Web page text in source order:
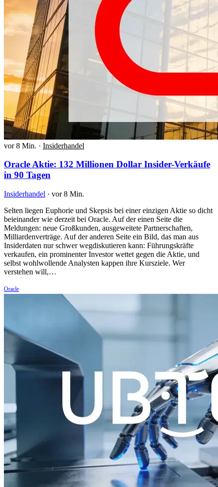
vor 8 Min. · Insiderhandel
Oracle Aktie: 132 Millionen Dollar Insider-Verkäufe
in 90 Tagen
Insiderhandel · vor 8 Min.
Selten liegen Euphorie und Skepsis bei einer einzigen Aktie so dicht
beieinander wie derzeit bei Oracle. Auf der einen Seite die
Meldungen: neue Großkunden, ausgeweitete Partnerschaften,
Milliardenverträge. Auf der anderen Seite ein Bild, das man aus
Insiderdaten nur schwer wegdiskutieren kann: Führungskräfte
verkaufen, ein prominenter Investor wettet gegen die Aktie, und
selbst wohlwollende Analysten kappen ihre Kursziele. Wer
verstehen will,…
Oracle